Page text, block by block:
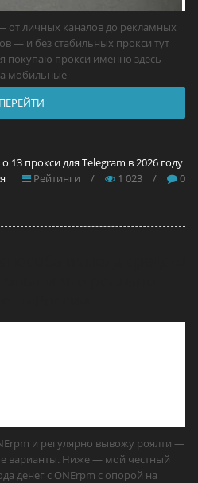
от личных каналов до рекламных
— и без стабильных прокси тут
покупаю прокси именно здесь —
а мобильные —
ПЕРЕЙТИ
13 прокси для Telegram в 2026 году
Рейтинги / 1 023 / 0
и регулярно вывожу роялти —
варианты. Ниже — мой честный
денег с ONErpm с опорой на